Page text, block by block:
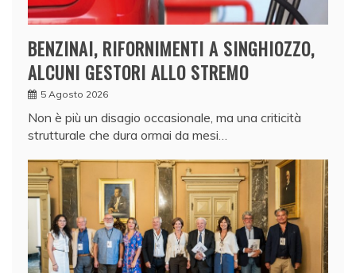
BENZINAI, RIFORNIMENTI A SINGHIOZZO,
ALCUNI GESTORI ALLO STREMO
5 Agosto 2026
Non è più un disagio occasionale, ma una criticità
strutturale che dura ormai da mesi…